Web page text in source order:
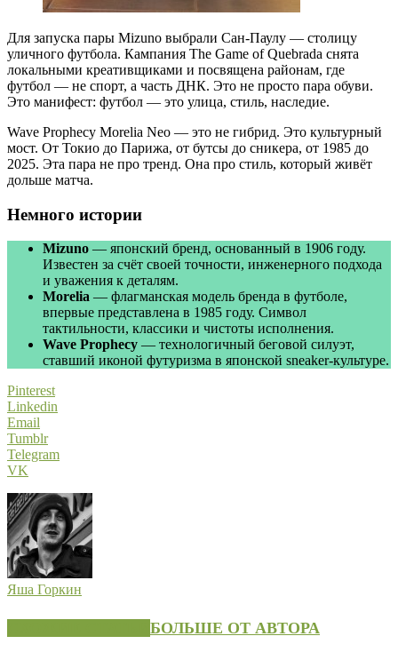
Для запуска пары Mizuno выбрали Сан-Паулу — столицу
уличного футбола. Кампания The Game of Quebrada снята
локальными креативщиками и посвящена районам, где
футбол — не спорт, а часть ДНК. Это не просто пара обуви.
Это манифест: футбол — это улица, стиль, наследие.
Wave Prophecy Morelia Neo — это не гибрид. Это культурный
мост. От Токио до Парижа, от бутсы до сникера, от 1985 до
2025. Эта пара не про тренд. Она про стиль, который живёт
дольше матча.
Немного истории
Mizuno — японский бренд, основанный в 1906 году.
Известен за счёт своей точности, инженерного подхода
и уважения к деталям.
Morelia — флагманская модель бренда в футболе,
впервые представлена в 1985 году. Символ
тактильности, классики и чистоты исполнения.
Wave Prophecy — технологичный беговой силуэт,
ставший иконой футуризма в японской sneaker-культуре.
Pinterest
Linkedin
Email
Tumblr
Telegram
VK
Яша Горкин
БОЛЬШЕ ОТ АВТОРА